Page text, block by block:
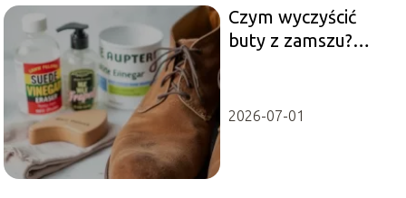
Czym wyczyścić
buty z zamszu?
2026-07-01